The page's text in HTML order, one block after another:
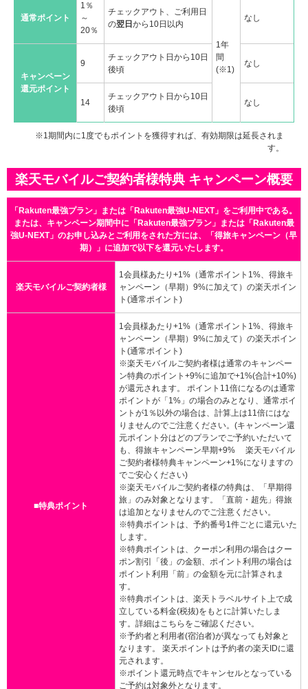
通常ポイント
1％
～
20％
チェックアウト、ご利用日
の翌日 から10日以内
1年
間
(※1)
なし
キャンペーン
還元ポイント
9
チェックアウト日から10日
後頃
なし
14
チェックアウト日から10日
後頃
なし
※1期間内に1度でもポイントを獲得すれば、有効期限は延長されま
す。
楽天モバイルご契約者様特典 キャンペーン概要
「Rakuten最強プラン」または「Rakuten最強U-NEXT」をご利用中である。
または、キャンペーン期間中に「Rakuten最強プラン」または「Rakuten最
強U-NEXT」のお申し込みとご利用をされた方には、「得旅キャンペーン（早
期）」に追加で以下を還元いたします。
楽天モバイルご契約者様
1会員様あたり+1%（通常ポイント1%、得旅キ
ャンペーン（早期）9%に加えて）の楽天ポイン
ト(通常ポイント)
■特典ポイント
1会員様あたり+1%（通常ポイント1%、得旅キ
ャンペーン（早期）9%に加えて）の楽天ポイン
ト(通常ポイント)
※楽天モバイルご契約者様は通常のキャンペー
ン特典のポイント+9%に追加で+1%(合計+10%)
が還元されます。 ポイント11倍になるのは通常
ポイントが「1%」の場合のみとなり、通常ポイ
ントが1％以外の場合は、計算上は11倍にはな
りませんのでご注意ください。(キャンペーン還
元ポイント分はどのプランでご予約いただいて
も、得旅キャンペーン早期+9% 楽天モバイル
ご契約者様特典キャンペーン+1%になりますの
でご安心ください)
※楽天モバイルご契約者様の特典は、「早期得
旅」のみ対象となります。「直前・超先」得旅
は追加となりませんのでご注意ください。
※特典ポイントは、予約番号1件ごとに還元いた
します。
※特典ポイントは、クーポン利用の場合はクー
ポン割引「後」の金額、ポイント利用の場合は
ポイント利用「前」の金額を元に計算されま
す。
※特典ポイントは、楽天トラベルサイト上で成
立している料金(税抜)をもとに計算いたしま
す。詳細はこちらをご確認ください。
※予約者と利用者(宿泊者)が異なっても対象と
なります。 楽天ポイントは予約者の楽天IDに還
元されます。
※ポイント還元時点でキャンセルとなっている
ご予約は対象外となります。